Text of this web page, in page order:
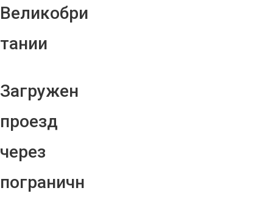
Великобри
тании
Загружен
проезд
через
пограничн